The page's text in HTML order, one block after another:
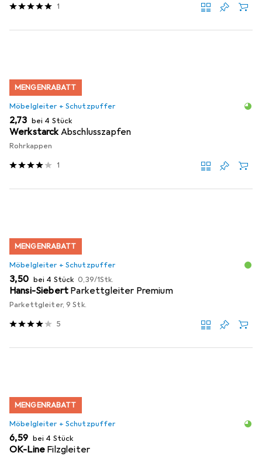
1
MENGENRABATT
Möbelgleiter + Schutzpuffer
EUR
2,73 bei 4 Stück
WerkstarckAbschlusszapfen
Rohrkappen
1
MENGENRABATT
Möbelgleiter + Schutzpuffer
EUR
3,50 bei 4 Stück EUR
0,39/1Stk.
Hansi-Siebert Parkettgleiter Premium
Parkettgleiter, 9 Stk.
5
MENGENRABATT
Möbelgleiter + Schutzpuffer
EUR
6,59 bei 4 Stück
OK-Line Filzgleiter